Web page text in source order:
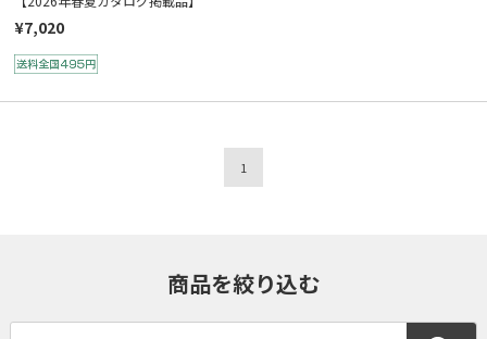
¥7,020
1
商品を絞り込む